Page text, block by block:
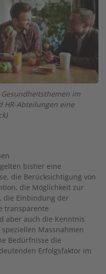
im
HR-Abteilungen eine
bisher eine
die Berücksichtigung von
die Möglichkeit zur
die Einbindung der
transparente
aber auch die Kenntnis
Massnahmen
Bedürfnisse die
Erfolgsfaktor im